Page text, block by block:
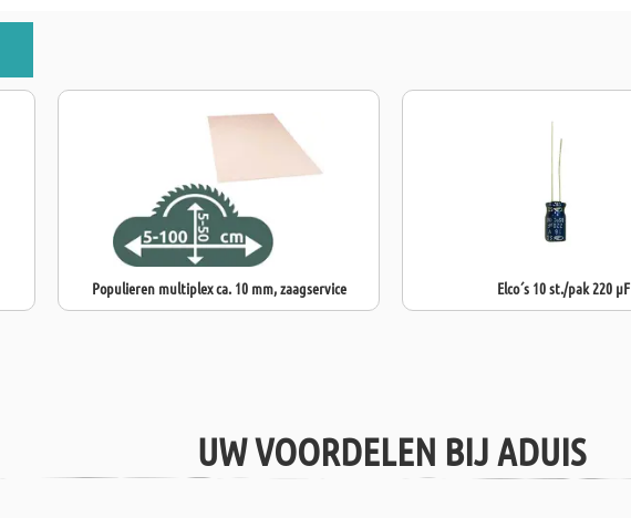
Populieren multiplex ca. 10 mm, zaagservice Elco´s 10 st./pak 220 µF
UW VOORDELEN BIJ ADUIS